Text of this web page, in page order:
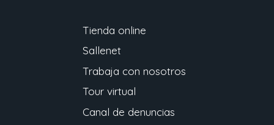
Tienda online
Sallenet
Trabaja con nosotros
Tour virtual
Canal de denuncias